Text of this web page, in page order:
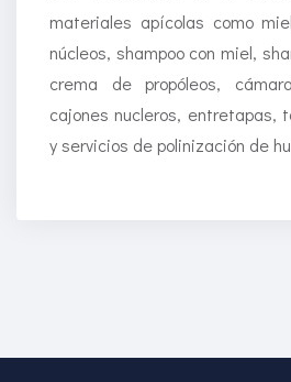
materiales apícolas como
núcleos, shampoo con miel,
crema de propóleos,
cajones nucleros, entretapas,
y servicios de polinización de